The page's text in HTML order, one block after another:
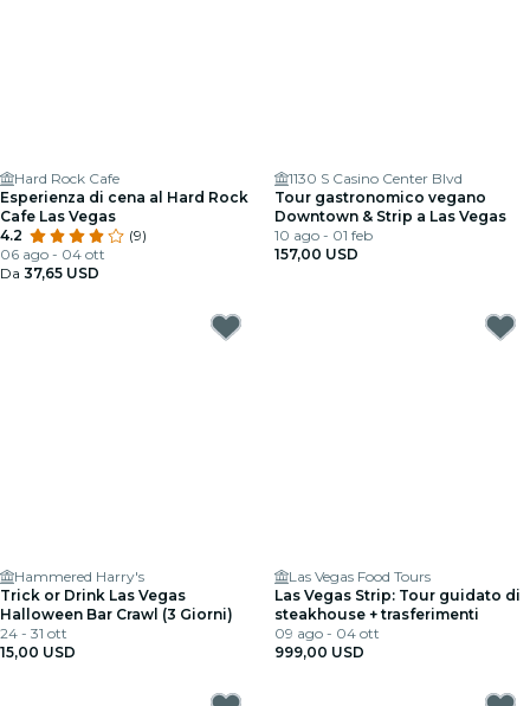
Hard Rock Cafe
Esperienza di cena al Hard Rock
Cafe Las Vegas
4.2
(9)
06 ago - 04 ott
Da 37,65 USD
1130 S Casino Center Blvd
Tour gastronomico vegano
Downtown & Strip a Las Vegas
10 ago - 01 feb
157,00 USD
Hammered Harry's
Trick or Drink Las Vegas
Halloween Bar Crawl (3 Giorni)
24 - 31 ott
15,00 USD
Las Vegas Food Tours
Las Vegas Strip: Tour guidato di
steakhouse + trasferimenti
09 ago - 04 ott
999,00 USD